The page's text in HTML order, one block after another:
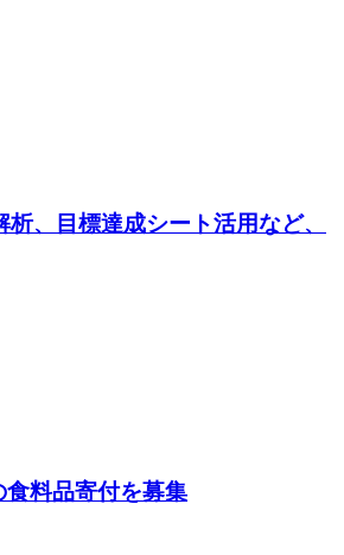
、目標達成シート活用など、
料品寄付を募集